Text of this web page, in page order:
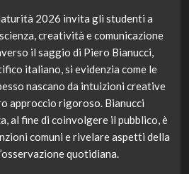
2026 invita gli studenti a
creatività e comunicazione
il saggio di Piero Bianucci,
italiano, si evidenzia come le
nascano da intuizioni creative
approccio rigoroso. Bianucci
al fine di coinvolgere il pubblico, è
comuni e rivelare aspetti della
quotidiana.